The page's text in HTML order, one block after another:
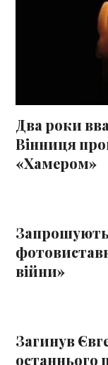
Два роки
Вінниця
«Хамером»
Запрошують
війни»
Загинув
останнього